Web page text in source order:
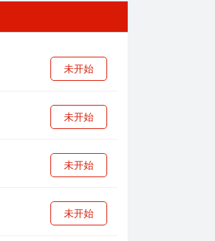
未开始
未开始
未开始
未开始